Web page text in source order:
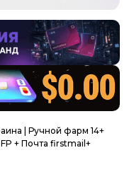
| Ручной фарм 14+
+ Почта firstmail+